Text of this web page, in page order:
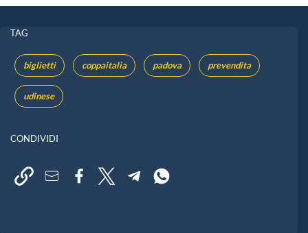
TAG
biglietti coppaitalia padova prevendita
udinese
CONDIVIDI